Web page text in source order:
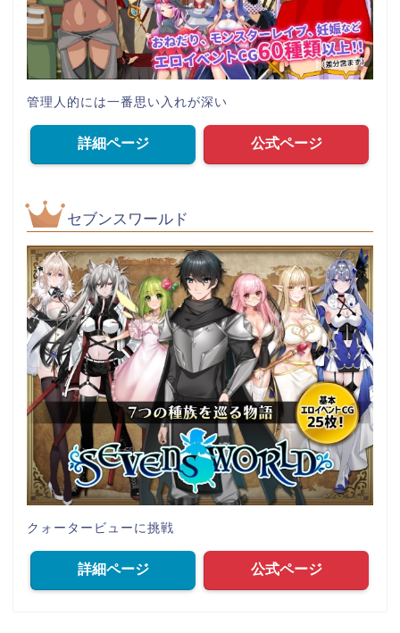
管理人的には一番思い入れが深い
詳細ページ 公式ページ
セブンスワールド
クォータービューに挑戦
詳細ページ 公式ページ